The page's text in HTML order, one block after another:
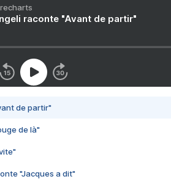
raconte "Avant de partir"
de partir"
de là"
"Jacques a dit"